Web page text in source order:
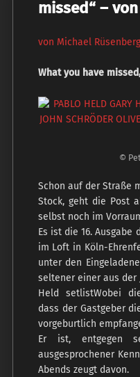
missed“ –
von Michael
What you have
©
Schon auf der Straße
Stock, geht die Post
selbst noch im
Es ist die 16. Ausgabe
im Loft in Köln-
unter den
seltener einer aus der
Held setlistWobei
dass der Gastgeber
vorgeburtlich
Er ist, entgegen
ausgesprochener
Abends zeugt davon.